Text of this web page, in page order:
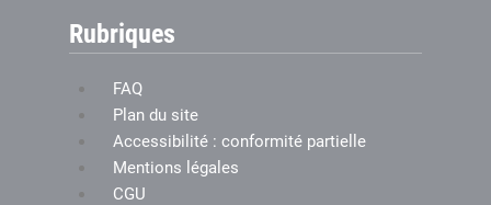
Rubriques
FAQ
Plan du site
Accessibilité : conformité partielle
Mentions légales
CGU